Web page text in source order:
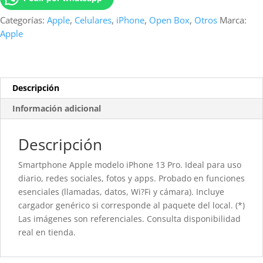
Box)
cantidad
Categorías: Apple, Celulares, iPhone, Open Box, Otros Marca:
Apple
Descripción
Información adicional
Descripción
Smartphone Apple modelo iPhone 13 Pro. Ideal para uso
diario, redes sociales, fotos y apps. Probado en funciones
esenciales (llamadas, datos, Wi?Fi y cámara). Incluye
cargador genérico si corresponde al paquete del local. (*)
Las imágenes son referenciales. Consulta disponibilidad
real en tienda.